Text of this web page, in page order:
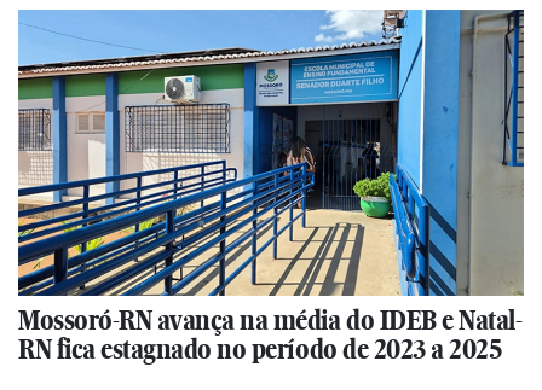
Mossoró-RN avança na média do IDEB e Natal-
RN fica estagnado no período de 2023 a 2025